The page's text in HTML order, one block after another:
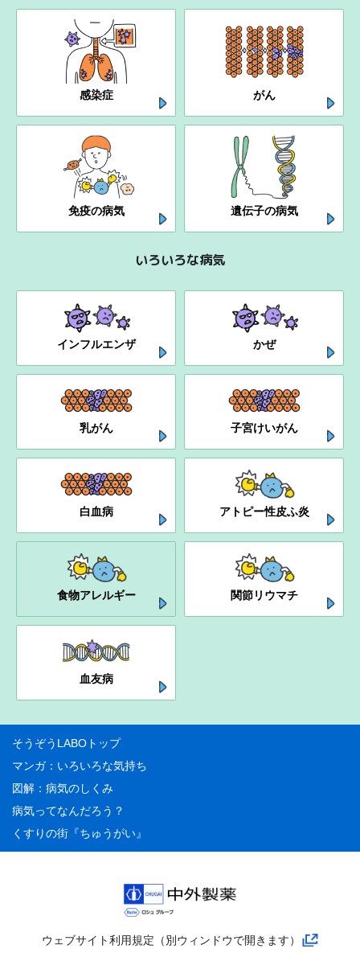
感染症 がん
免疫の病気 遺伝子の病気
いろいろな病気
インフルエンザ かぜ
乳がん 子宮けいがん
白血病 アトピー性皮ふ炎
食物アレルギー 関節リウマチ
血友病
そうぞうLABOトップ
マンガ：いろいろな気持ち
図解：病気のしくみ
病気ってなんだろう？
くすりの街『ちゅうがい』
ウェブサイト利用規定（別ウィンドウで開きます）